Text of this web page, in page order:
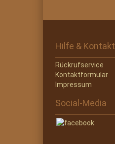
Hilfe & Kontakt
Rückrufservice
Kontaktformular
Impressum
Social-Media